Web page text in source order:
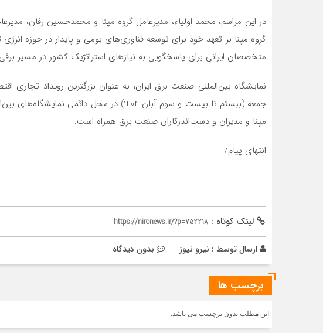
در این مراسم، محمد اولیاء، مدیر‌عامل گروه مپنا و محمدحسین رفان،
گروه مپنا بر تعهد خود برای توسعه فناوری‌های بومی و پایدار در حوزه
متخصصان ایرانی برای پاسخگویی به نیازهای استراتژیک کشور در مسیر
نمایشگاه بین‌المللی صنعت برق ایران، به عنوان بزرگترین رویداد تجاری
جمعه (ببستم تا بیست و سوم آبان 1404) در محل
مپنا و مدیران و دست‌اندرکاران صنعت برق همراه است.
انتهای پیام/
لینک کوتاه : https://nironews.ir/?p=752218
ارسال توسط : نیرو نیوز بدون دیدگاه
برچسب ها
این مطلب بدون برچسب می باشد.